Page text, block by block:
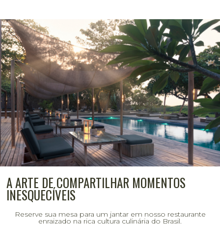
O HOTEL
A ARTE DE COMPARTILHAR MOMENTOS
INESQUECÍVEIS
Reserve sua mesa para um jantar em nosso restaurante
enraizado na rica cultura culinária do Brasil.